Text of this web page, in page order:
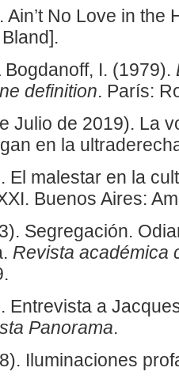
Ain’t No Love in the
Bogdanoff, I. (1979).
definition. París:
Julio de 2019). La
en la
El malestar en la
Buenos Aires:
Segregación.
Revista académica
Entrevista a
Panorama.
Iluminaciones